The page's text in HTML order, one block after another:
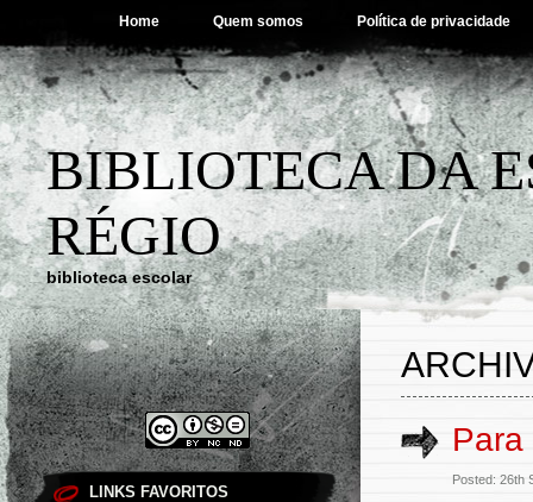
Home Quem somos Política de privacidade
BIBLIOTECA DA
RÉGIO
biblioteca escolar
LINKS FAVORITOS
Posted: 26th